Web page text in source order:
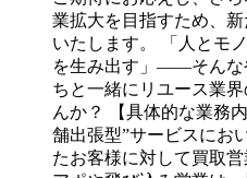
業拡大を目指すため、
いたします。
「人とモ
を生み出す」――そんな
ちと一緒にリユース業
んか？
【具体的な業務内
舗出張型”サービスにお
たお客様に対して買取営